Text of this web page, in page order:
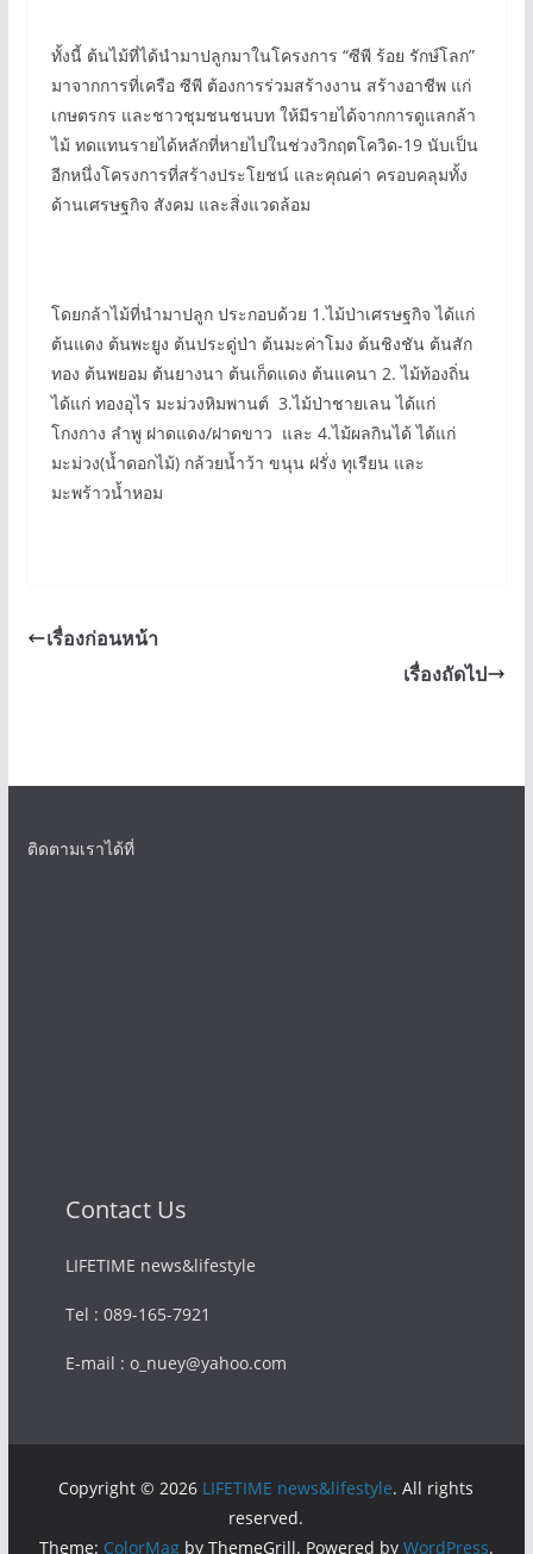
ทั้งนี้ ต้นไม้ที่ได้นำมาปลูกมาในโครงการ “ซีพี ร้อย รักษ์โลก”
มาจากการที่เครือ ซีพี ต้องการร่วมสร้างงาน สร้างอาชีพ แก่
เกษตรกร และชาวชุมชนชนบท ให้มีรายได้จากการดูแลกล้า
ไม้ ทดแทนรายได้หลักที่หายไปในช่วงวิกฤตโควิด-19 นับเป็น
อีกหนึ่งโครงการที่สร้างประโยชน์ และคุณค่า ครอบคลุมทั้ง
ด้านเศรษฐกิจ สังคม และสิ่งแวดล้อม
โดยกล้าไม้ที่นำมาปลูก ประกอบด้วย 1.ไม้ป่าเศรษฐกิจ ได้แก่
ต้นแดง ต้นพะยูง ต้นประดู่ป่า ต้นมะค่าโมง ต้นชิงชัน ต้นสัก
ทอง ต้นพยอม ต้นยางนา ต้นเก็ดแดง ต้นแคนา 2. ไม้ท้องถิ่น
ได้แก่ ทองอุไร มะม่วงหิมพานต์ 3.ไม้ป่าชายเลน ได้แก่
โกงกาง ลำพู ฝาดแดง/ฝาดขาว และ 4.ไม้ผลกินได้ ได้แก่
มะม่วง(น้ำดอกไม้) กล้วยน้ำว้า ขนุน ฝรั่ง ทุเรียน และ
มะพร้าวน้ำหอม
เรื่องก่อนหน้า
เรื่องถัดไป
ติดตามเราได้ที่
Contact Us
LIFETIME news&lifestyle
Tel : 089-165-7921
E-mail : o_nuey@yahoo.com
Copyright © 2026 LIFETIME news&lifestyle. All rights
reserved.
Theme: ColorMagby ThemeGrill. Powered by WordPress.